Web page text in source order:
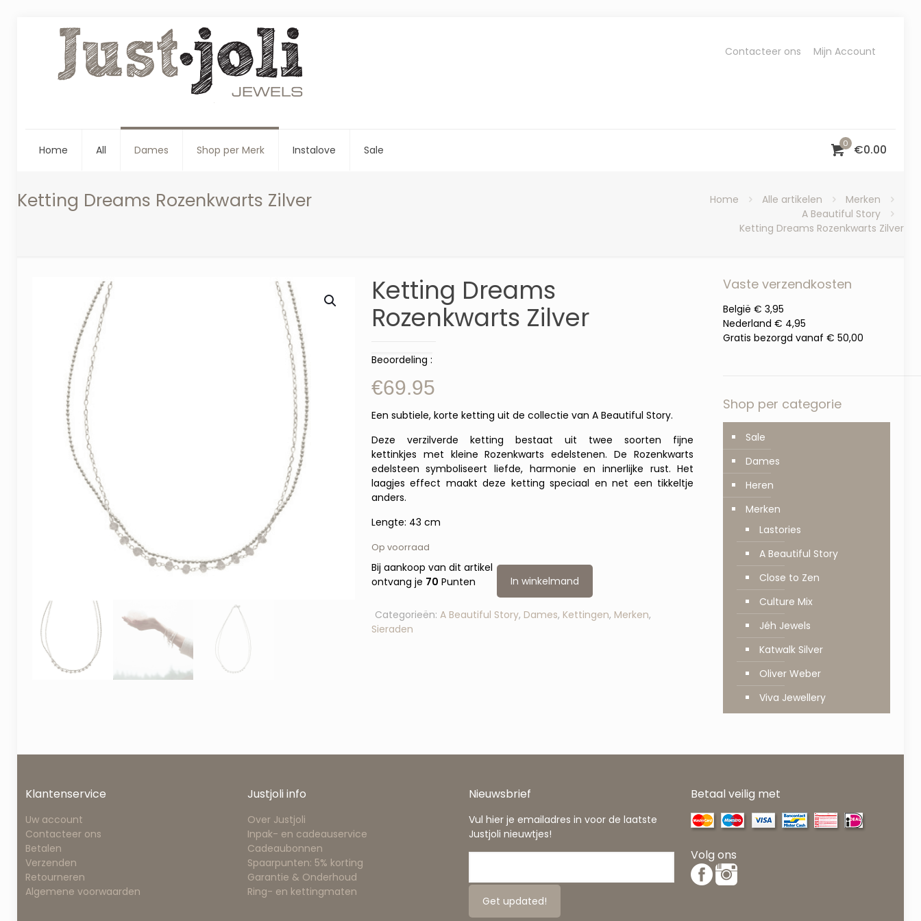
Home All Dames Shop per Merk Instalove Sale
Contacteer ons Mijn Account
0 €0.00
Ketting Dreams Rozenkwarts Zilver Home Alle artikelen
Merken
A Beautiful Story
Ketting Dreams Rozenkwarts Zilver
Ketting Dreams
Rozenkwarts Zilver
Beoordeling :
€69.95
Een subtiele, korte ketting uit de collectie van A Beautiful Story.
Deze verzilverde ketting bestaat uit twee soorten fijne
kettinkjes met kleine Rozenkwarts edelstenen. De Rozenkwarts
edelsteen symboliseert liefde, harmonie en innerlijke rust. Het
laagjes effect maakt deze ketting speciaal en net een tikkeltje
anders.
Lengte: 43 cm
Op voorraad
Bij aankoop van dit artikel
ontvang je 70 Punten In winkelmand
Categorieën: A Beautiful Story, Dames, Kettingen, Merken,
Sieraden
Vaste verzendkosten
België € 3,95
Nederland € 4,95
Gratis bezorgd vanaf € 50,00
Shop per categorie
Sale
Dames
Heren
Merken
Lastories
A Beautiful Story
Close to Zen
Culture Mix
Jéh Jewels
Katwalk Silver
Oliver Weber
Viva Jewellery
Klantenservice
Uw account
Contacteer ons
Betalen
Verzenden
Retourneren
Algemene voorwaarden
Justjoli info
Over Justjoli
Inpak- en cadeauservice
Cadeaubonnen
Spaarpunten: 5% korting
Garantie & Onderhoud
Ring- en kettingmaten
Nieuwsbrief
Vul hier je emailadres in voor de laatste
Justjoli nieuwtjes!
Betaal veilig met
Volg ons